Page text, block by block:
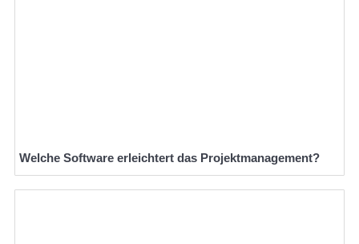
Welche Software erleichtert das Projektmanagement?